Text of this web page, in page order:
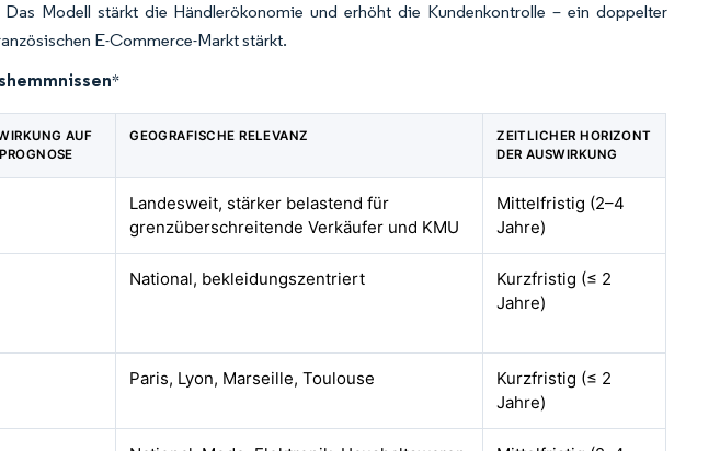
Modell stärkt die Händlerökonomie und erhöht die Kundenkontrolle – ein doppelter
E-Commerce-Markt stärkt.
*
AUF
GEOGRAFISCHE RELEVANZ
ZEITLICHER HORIZONT
DER AUSWIRKUNG
Landesweit, stärker belastend für
grenzüberschreitende Verkäufer und KMU
Mittelfristig (2–4
Jahre)
National, bekleidungszentriert
Kurzfristig (≤ 2
Jahre)
Paris, Lyon, Marseille, Toulouse
Kurzfristig (≤ 2
Jahre)